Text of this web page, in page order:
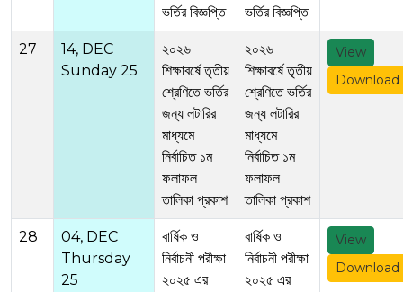
ভর্তির বিজ্ঞপ্তি
ভর্তির বিজ্ঞপ্তি
27
14, DEC
Sunday 25
২০২৬
শিক্ষাবর্ষে তৃতীয়
শ্রেণিতে ভর্তির
জন্য লটারির
মাধ্যমে
নির্বাচিত ১ম
ফলাফল
তালিকা প্রকাশ
২০২৬
শিক্ষাবর্ষে তৃতীয়
শ্রেণিতে ভর্তির
জন্য লটারির
মাধ্যমে
নির্বাচিত ১ম
ফলাফল
তালিকা প্রকাশ
View
Download
28
04, DEC
Thursday
25
বার্ষিক ও
নির্বাচনী পরীক্ষা
২০২৫ এর
বার্ষিক ও
নির্বাচনী পরীক্ষা
২০২৫ এর
View
Download